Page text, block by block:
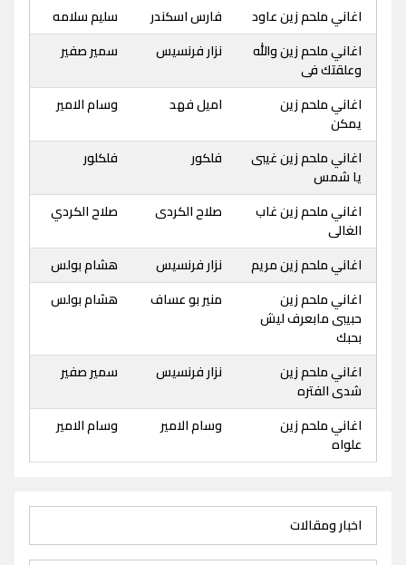
اغاني ملحم زين عاود فارس اسكندر
سليم سلامه
اغاني ملحم زين والله
وعلقتك فى
نزار فرنسيس سمير صفير
اغاني ملحم زين
يمكن
اميل فهد وسام الامير
اغاني ملحم زين غيبى
يا شمس
فلكور فلكلور
اغاني ملحم زين غاب
الغالى
صلاح الكردى صلاح الكردي
اغاني ملحم زين مريم نزار فرنسيس
هشام بولس
اغاني ملحم زين
حبيبى مابعرف ليش
بحبك
منير بو عساف هشام بولس
اغاني ملحم زين
شدى الفتره
نزار فرنسيس سمير صفير
اغاني ملحم زين
علواه
وسام الامير وسام الامير
اخبار ومقالات